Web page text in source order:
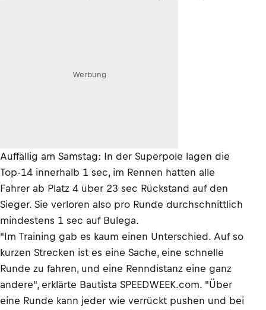
Werbung
Auffällig am Samstag: In der Superpole lagen die
Top-14 innerhalb 1 sec, im Rennen hatten alle
Fahrer ab Platz 4 über 23 sec Rückstand auf den
Sieger. Sie verloren also pro Runde durchschnittlich
mindestens 1 sec auf Bulega.
"Im Training gab es kaum einen Unterschied. Auf so
kurzen Strecken ist es eine Sache, eine schnelle
Runde zu fahren, und eine Renndistanz eine ganz
andere", erklärte Bautista SPEEDWEEK.com. "Über
eine Runde kann jeder wie verrückt pushen und bei